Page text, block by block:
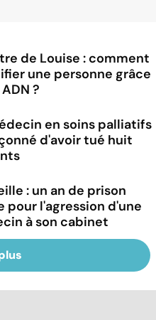
de Louise : comment
une personne grâce
?
en soins palliatifs
d'avoir tué huit
: un an de prison
pour l'agression d'une
à son cabinet